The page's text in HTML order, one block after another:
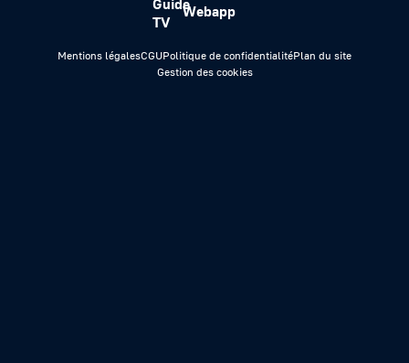
Guide
TV
Webapp
Mentions légalesCGUPolitique de confidentialitéPlan du site
Gestion des cookies